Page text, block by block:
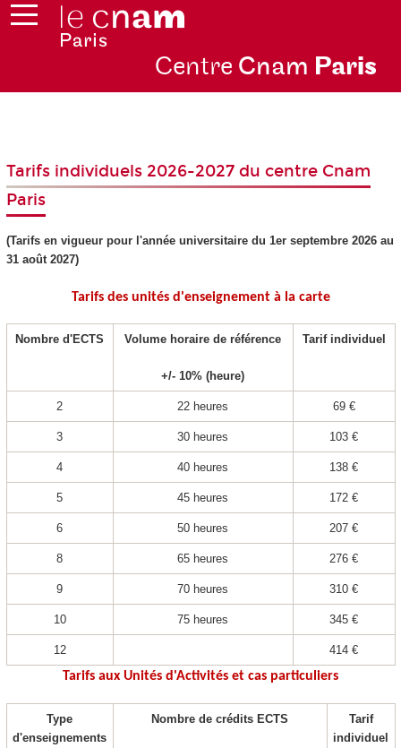
Centre Cnam Paris
Tarifs individuels 2026-2027 du centre Cnam
Paris
(Tarifs en vigueur pour l'année universitaire du 1er septembre 2026 au
31 août 2027)
Tarifs des unités d'enseignementà la carte
Nombre d'ECTS Volume horaire de référence
+/‐ 10% (heure)
Tarif individuel
2 22 heures 69 €
3 30 heures 103 €
4 40 heures 138 €
5 45 heures 172 €
6 50 heures 207 €
8 65 heures 276 €
9 70 heures 310 €
10 75 heures 345 €
12 414 €
Tarifs aux Unités d'Activités et cas particuliers
Type
d'enseignements
Nombre de crédits ECTS
Tarif
individuel